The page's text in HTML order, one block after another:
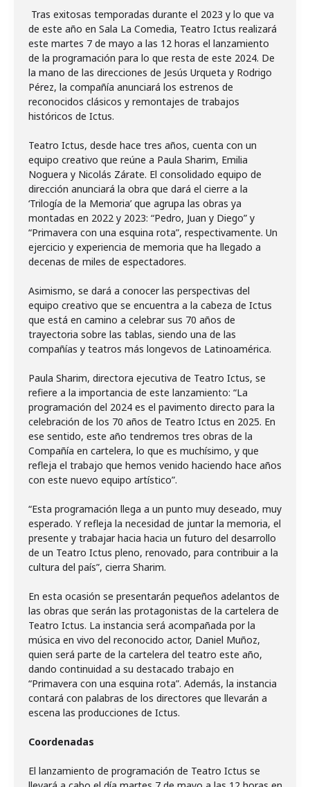
Tras exitosas temporadas durante el 2023 y lo que va
de este año en Sala La Comedia, Teatro Ictus realizará
este martes 7 de mayo a las 12 horas el lanzamiento
de la programación para lo que resta de este 2024. De
la mano de las direcciones de Jesús Urqueta y Rodrigo
Pérez, la compañía anunciará los estrenos de
reconocidos clásicos y remontajes de trabajos
históricos de Ictus.
Teatro Ictus, desde hace tres años, cuenta con un
equipo creativo que reúne a Paula Sharim, Emilia
Noguera y Nicolás Zárate. El consolidado equipo de
dirección anunciará la obra que dará el cierre a la
‘Trilogía de la Memoria’ que agrupa las obras ya
montadas en 2022 y 2023: “Pedro, Juan y Diego” y
“Primavera con una esquina rota”, respectivamente. Un
ejercicio y experiencia de memoria que ha llegado a
decenas de miles de espectadores.
Asimismo, se dará a conocer las perspectivas del
equipo creativo que se encuentra a la cabeza de Ictus
que está en camino a celebrar sus 70 años de
trayectoria sobre las tablas, siendo una de las
compañías y teatros más longevos de Latinoamérica.
Paula Sharim, directora ejecutiva de Teatro Ictus, se
refiere a la importancia de este lanzamiento: “La
programación del 2024 es el pavimento directo para la
celebración de los 70 años de Teatro Ictus en 2025. En
ese sentido, este año tendremos tres obras de la
Compañía en cartelera, lo que es muchísimo, y que
refleja el trabajo que hemos venido haciendo hace años
con este nuevo equipo artístico”.
“Esta programación llega a un punto muy deseado, muy
esperado. Y refleja la necesidad de juntar la memoria, el
presente y trabajar hacia hacia un futuro del desarrollo
de un Teatro Ictus pleno, renovado, para contribuir a la
cultura del país”, cierra Sharim.
En esta ocasión se presentarán pequeños adelantos de
las obras que serán las protagonistas de la cartelera de
Teatro Ictus. La instancia será acompañada por la
música en vivo del reconocido actor, Daniel Muñoz,
quien será parte de la cartelera del teatro este año,
dando continuidad a su destacado trabajo en
“Primavera con una esquina rota”. Además, la instancia
contará con palabras de los directores que llevarán a
escena las producciones de Ictus.
Coordenadas
El lanzamiento de programación de Teatro Ictus se